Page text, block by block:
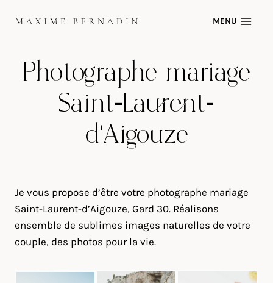
MENU
Photographe mariage
Saint-Laurent-
d’Aigouze
Je vous propose d’être votre photographe mariage
Saint-Laurent-d’Aigouze, Gard 30. Réalisons
ensemble de sublimes images naturelles de votre
couple, des photos pour la vie.